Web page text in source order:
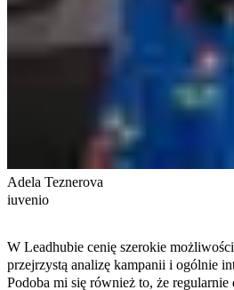
Adela Teznerova
iuvenio
W Leadhubie cenię szerokie
przejrzystą analizę kampanii i ogólnie
Podoba mi się również to, że